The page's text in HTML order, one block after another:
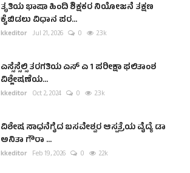
ತೃತಿಯ ಭಾಷಾ ಹಿಂದಿ ಶಿಕ್ಷಕರ ನಿಯೋಜನೆ ತಕ್ಷಣ
ಕೈಬಿಡಲು ವಿಧಾನ ಪರ...
kkeditor Jul 21, 2026 0 2.3k
ಎಸ್ಸೆಸ್ಸೆಲ್ಸಿ ತರಗತಿಯ ಎಸ್ ಎ 1 ಪರೀಕ್ಷಾ ಫಲಿತಾಂಶ
ವಿಶ್ಲೇಷಣೆಯ...
kkeditor Oct 2, 2024 0 2.3k
ವಿಶೇಷ ಸಾಧನೆಗೈದ ಬಸವೇಶ್ವರ ಆಸ್ಪತ್ರೆಯ ವೈದ್ಯೆ ಡಾ
ಅನಿತಾ ಗೌರಾ ...
kkeditor Feb 19, 2026 0 2.2k